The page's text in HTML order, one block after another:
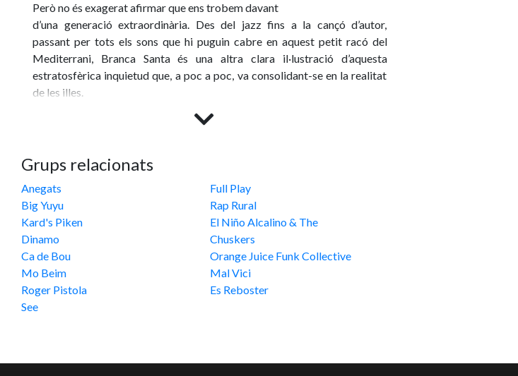
Però no és exagerat afirmar que ens trobem davant
d’una generació extraordinària. Des del jazz fins a la cançó d’autor,
passant per tots els sons que hi puguin cabre en aquest petit racó del
Mediterrani, Branca Santa és una altra clara il·lustració d’aquesta
estratosfèrica inquietud que, a poc a poc, va consolidant-se en la realitat
de les illes.
Branca Santa, més que una banda però, és una matriu o un mapa des d’on
i que esquitxa de ple Barcelona. Músics de diferents procedències, tots
ells irrepetibles, per fi junts vibrant el mateix uníson. Al final, un grapat
d’amics enyorats trobant-se en un estudi de gravació per celebrar l’amor
que els uneix tot improvisant música com si no hi hagués demà. És a dir,
fent allò que més els agrada, en total llibertat i a la vegada deixant una
foto de família històrica pel record.
Amb l’experiència audiovisual sempre en primer pla, aquestes
improvisacions han esdevingut finalment cançons enormes plenes de
matisos i textures que transpiren sensibilitat i brutalitat a parts iguals.
en el caliu de la tribu i fent pinya en front d’aquest món malalt cada dia
Grups relacionats
Anegats
Big Yuyu
Kard's Piken
Dinamo
Ca de Bou
Mo Beim
Roger Pistola
See
Full Play
Rap Rural
El Niño Alcalino & The
Chuskers
Orange Juice Funk Collective
Mal Vici
Es Reboster